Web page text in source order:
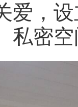
爱，
私密